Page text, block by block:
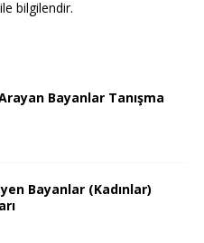
bilgilendir.
Bayanlar Tanışma
Bayanlar (Kadınlar)